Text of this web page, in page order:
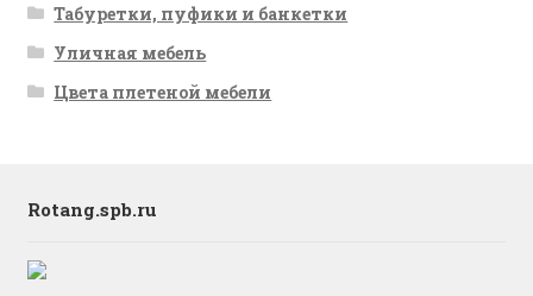
Табуретки, пуфики и банкетки
Уличная мебель
Цвета плетеной мебели
Rotang.spb.ru